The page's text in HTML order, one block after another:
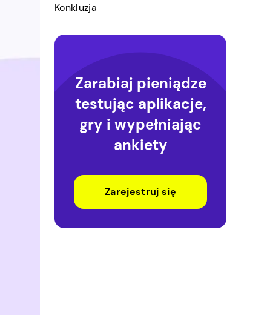
Konkluzja
Zarabiaj pieniądze
testując aplikacje,
gry i wypełniając
ankiety
Zarejestruj się